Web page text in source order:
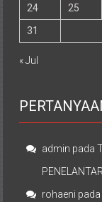
24
25
31
« Jul
admin pada
rohaeni